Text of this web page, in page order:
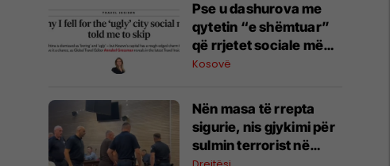
Pse u dashurova me
qytetin “e shëmtuar”
që rrjetet sociale më
këshilluan ta
Kosovë
Nën masa të rrepta
sigurie, nis gjykimi për
sulmin terrorist në